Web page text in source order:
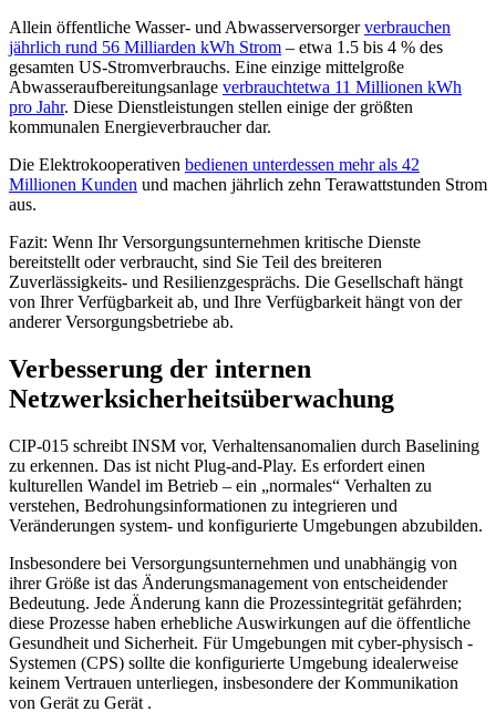
Allein öffentliche Wasser- und Abwasserversorgerverbrauchen
jährlich rund 56 Milliarden kWh Strom – etwa 1.5 bis 4 % des
gesamten US-Stromverbrauchs. Eine einzige mittelgroße
Abwasseraufbereitungsanlage verbrauchtetwa 11 Millionen kWh
pro Jahr. Diese Dienstleistungen stellen einige der größten
kommunalen Energieverbraucher dar.
Die Elektrokooperativen bedienen unterdessen mehr als 42
Millionen Kunden und machen jährlich zehn Terawattstunden Strom
aus.
Fazit: Wenn Ihr Versorgungsunternehmen kritische Dienste
bereitstellt oder verbraucht, sind Sie Teil des breiteren
Zuverlässigkeits- und Resilienzgesprächs. Die Gesellschaft hängt
von Ihrer Verfügbarkeit ab, und Ihre Verfügbarkeit hängt von der
anderer Versorgungsbetriebe ab.
Verbesserung der internen
Netzwerksicherheitsüberwachung
CIP-015 schreibt INSM vor, Verhaltensanomalien durch Baselining
zu erkennen. Das ist nicht Plug-and-Play. Es erfordert einen
kulturellen Wandel im Betrieb – ein „normales“ Verhalten zu
verstehen, Bedrohungsinformationen zu integrieren und
Veränderungen system- und konfigurierte Umgebungen abzubilden.
Insbesondere bei Versorgungsunternehmen und unabhängig von
ihrer Größe ist das Änderungsmanagement von entscheidender
Bedeutung. Jede Änderung kann die Prozessintegrität gefährden;
diese Prozesse haben erhebliche Auswirkungen auf die öffentliche
Gesundheit und Sicherheit. Für Umgebungen mit cyber-physisch -
Systemen (CPS) sollte die konfigurierte Umgebung idealerweise
keinem Vertrauen unterliegen, insbesondere der Kommunikation
von Gerät zu Gerät .